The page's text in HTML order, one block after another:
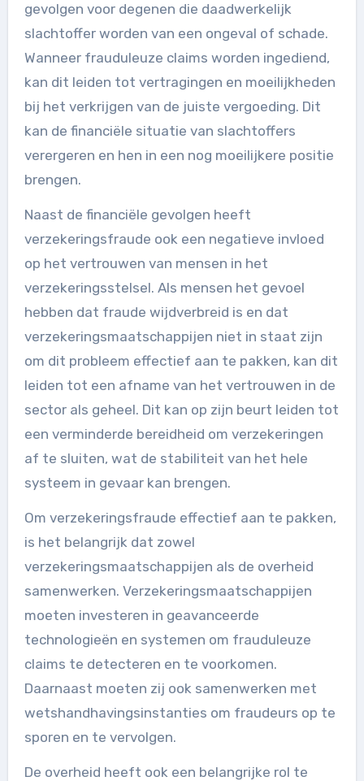
gevolgen voor degenen die daadwerkelijk
slachtoffer worden van een ongeval of schade.
Wanneer frauduleuze claims worden ingediend,
kan dit leiden tot vertragingen en moeilijkheden
bij het verkrijgen van de juiste vergoeding. Dit
kan de financiële situatie van slachtoffers
verergeren en hen in een nog moeilijkere positie
brengen.
Naast de financiële gevolgen heeft
verzekeringsfraude ook een negatieve invloed
op het vertrouwen van mensen in het
verzekeringsstelsel. Als mensen het gevoel
hebben dat fraude wijdverbreid is en dat
verzekeringsmaatschappijen niet in staat zijn
om dit probleem effectief aan te pakken, kan dit
leiden tot een afname van het vertrouwen in de
sector als geheel. Dit kan op zijn beurt leiden tot
een verminderde bereidheid om verzekeringen
af te sluiten, wat de stabiliteit van het hele
systeem in gevaar kan brengen.
Om verzekeringsfraude effectief aan te pakken,
is het belangrijk dat zowel
verzekeringsmaatschappijen als de overheid
samenwerken. Verzekeringsmaatschappijen
moeten investeren in geavanceerde
technologieën en systemen om frauduleuze
claims te detecteren en te voorkomen.
Daarnaast moeten zij ook samenwerken met
wetshandhavingsinstanties om fraudeurs op te
sporen en te vervolgen.
De overheid heeft ook een belangrijke rol te